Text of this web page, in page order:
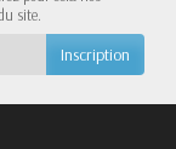
site.